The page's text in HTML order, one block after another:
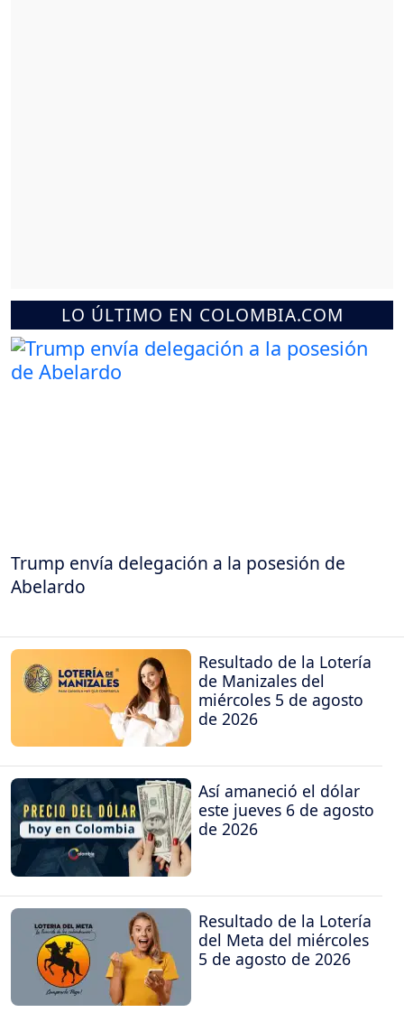
LO ÚLTIMO EN COLOMBIA.COM
Trump envía delegación a la posesión de
Abelardo
Resultado de la Lotería
de Manizales del
miércoles 5 de agosto
de 2026
Así amaneció el dólar
este jueves 6 de agosto
de 2026
Resultado de la Lotería
del Meta del miércoles
5 de agosto de 2026